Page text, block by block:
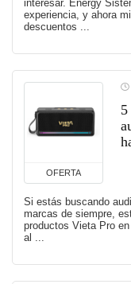
interesar. Energy
experiencia, y ahora
descuentos ...
OFERTA
Si estás buscando
marcas de siempre,
productos Vieta Pro
al ...